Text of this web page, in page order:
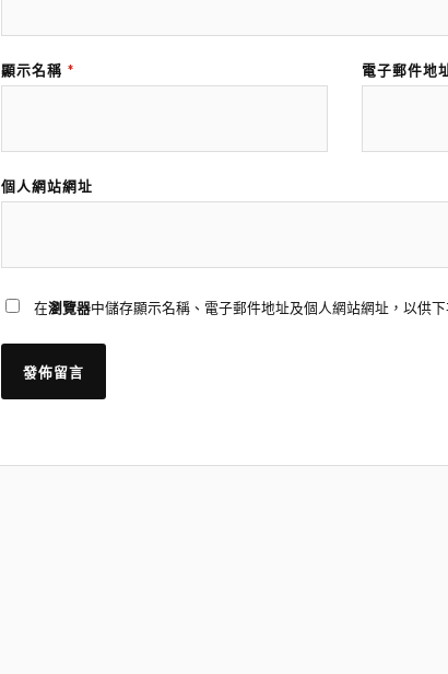
顯示名稱 * 電子郵件地
個人網站網址
在瀏覽器中儲存顯示名稱、電子郵件地址及個人網站網址，以供